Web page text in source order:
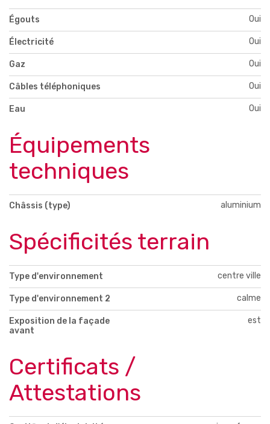
Égouts Oui
Électricité Oui
Gaz Oui
Câbles téléphoniques Oui
Eau Oui
Équipements
techniques
Châssis (type) aluminium
Spécificités terrain
Type d'environnement centre ville
Type d'environnement 2 calme
Exposition de la façade
avant
est
Certificats /
Attestations